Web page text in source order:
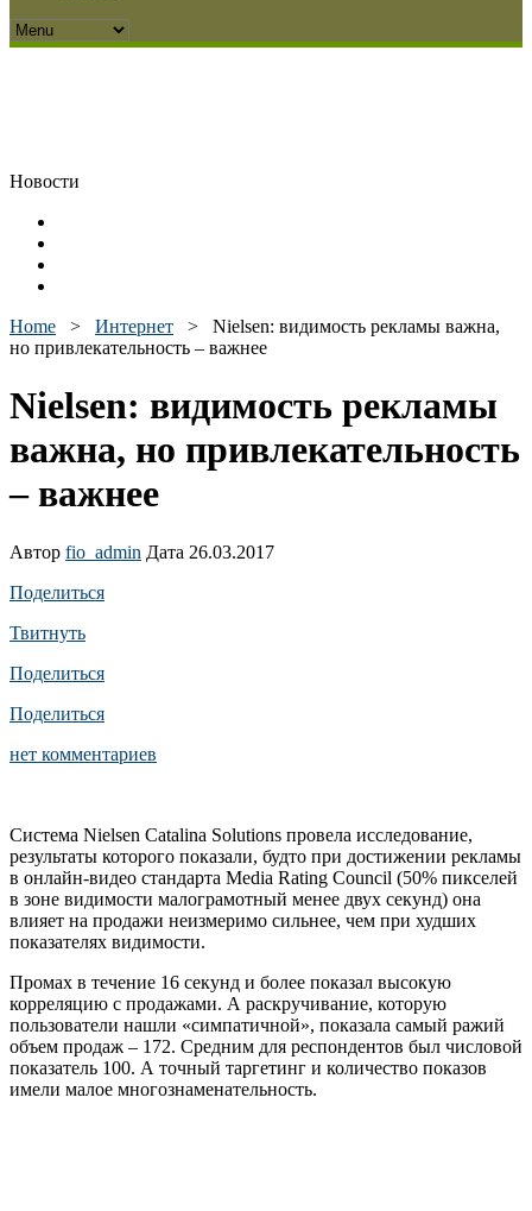
Новости
Home > Интернет > Nielsen: видимость рекламы важна,
но привлекательность – важнее
Nielsen: видимость рекламы
важна, но привлекательность
– важнее
Автор fio_admin Дата 26.03.2017
Поделиться
Твитнуть
Поделиться
Поделиться
нет комментариев
Система Nielsen Catalina Solutions провела исследование,
результаты которого показали, будто при достижении рекламы
в онлайн-видео стандарта Media Rating Council (50% пикселей
в зоне видимости малограмотный менее двух секунд) она
влияет на продажи неизмеримо сильнее, чем при худших
показателях видимости.
Промах в течение 16 секунд и более показал высокую
корреляцию с продажами. А раскручивание, которую
пользователи нашли «симпатичной», показала самый ражий
объем продаж – 172. Средним для респондентов был числовой
показатель 100. А точный таргетинг и количество показов
имели малое многознаменательность.